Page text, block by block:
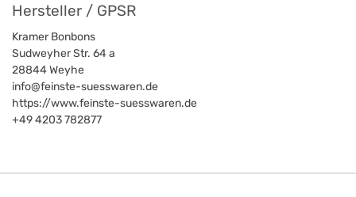
Hersteller / GPSR
Kramer Bonbons
Sudweyher Str. 64 a
28844Weyhe
info@feinste-suesswaren.de
https://www.feinste-suesswaren.de
+49 4203 782877